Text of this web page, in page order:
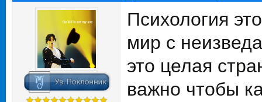
Психология
мир с
это целая
важно чтобы